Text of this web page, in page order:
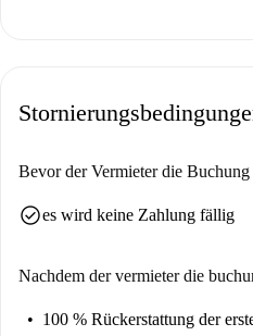
Bevor der Vermieter die Buchung
check_circlees wird keine Zahlung fällig
Nachdem der vermieter die
100 % Rückerstattung der